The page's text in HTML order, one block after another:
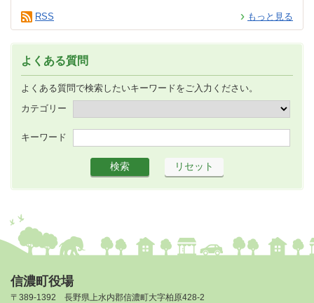
もっと見る
RSS
よくある質問
よくある質問で検索したいキーワードをご入力ください。
カテゴリー
キーワード
信濃町役場
〒389-1392 長野県上水内郡信濃町大字柏原428-2